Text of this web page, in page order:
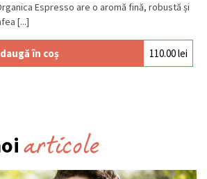
Espresso are o aromă fină, robustă și
[...]
în coș 110.00lei
articole